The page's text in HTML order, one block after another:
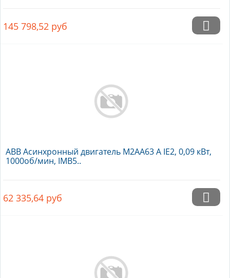
145 798,52 руб
ABB Асинхронный двигатель M2AA63 A IE2, 0,09 кВт,
1000об/мин, IMB5..
62 335,64 руб